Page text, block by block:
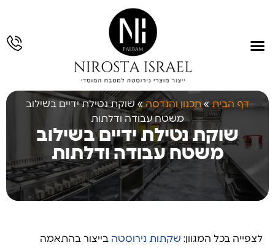
דף הבית»תכנון והנדסה» שוקת נטילת ידיים בשילוב
משטח עבודה ודלתות
שוקת נטילת ידיים בשילוב
משטח עבודה ודלתות
לצפייה בכל המגוון: שקתות נירוסטה בייצור בהתאמה